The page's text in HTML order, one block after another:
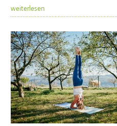
weiterlesen